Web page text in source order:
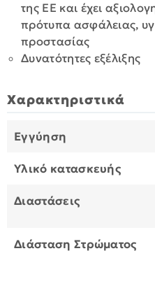
της ΕΕ και έχει
πρότυπα ασφάλειας,
προστασίας
Δυνατότητες εξέλιξης
Χαρακτηριστικά
Εγγύηση
Υλικό κατασκευής
Διαστάσεις
Διάσταση Στρώματος